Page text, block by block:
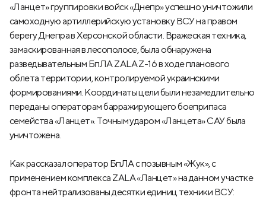
«Ланцет» группировки войск «Днепр» успешно уничтожили
самоходную артиллерийскую установку ВСУ на правом
берегу Днепра в Херсонской области. Вражеская техника,
замаскированная в лесополосе, была обнаружена
разведывательным БпЛА ZALA Z-16 в ходе планового
облета территории, контролируемой украинскими
формированиями. Координаты цели были незамедлительно
переданы операторам барражирующего боеприпаса
семейства «Ланцет». Точным ударом «Ланцета» САУ была
уничтожена.
Как рассказал оператор БпЛА с позывным «Жук», с
применением комплекса ZALA «Ланцет» на данном участке
фронта нейтрализованы десятки единиц техники ВСУ: